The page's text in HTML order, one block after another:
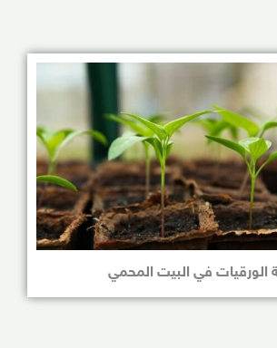
الورقيات في البيت المحمي